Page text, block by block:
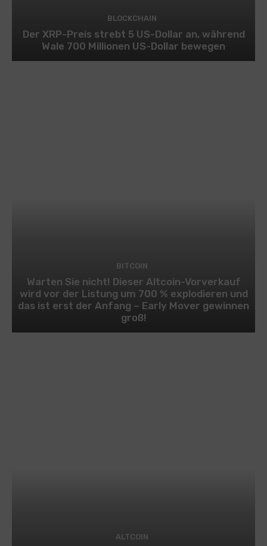
BLOCKCHAIN
Der XRP-Preis strebt 5 US-Dollar an, während
Wale 700 Millionen US-Dollar bewegen
BITCOIN
Warten Sie nicht! Dieser Altcoin-Vorverkauf
wird vor der Listung um 700 % explodieren und
das ist erst der Anfang – Early Mover gewinnen
groß!
ALTCOIN